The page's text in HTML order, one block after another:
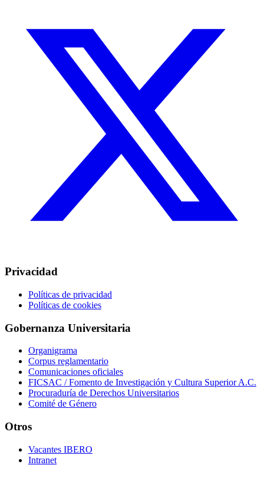
Privacidad
Políticas de privacidad
Políticas de cookies
Gobernanza Universitaria
Organigrama
Corpus reglamentario
Comunicaciones oficiales
FICSAC / Fomento de Investigación y Cultura Superior A.C.
Procuraduría de Derechos Universitarios
Comité de Género
Otros
Vacantes IBERO
Intranet